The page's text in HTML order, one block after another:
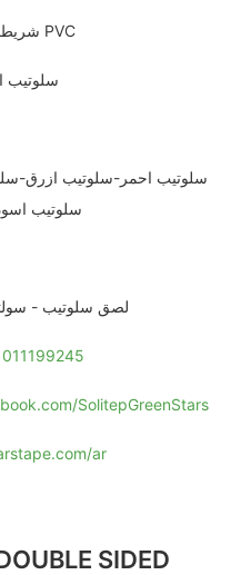
شريط لاصق بي في سي ملون سلوتيب الوان PVC
سلوتيب
سلوتيب احمر-سلوتيب ازرق-
سلوتيب
لصق سلوتيب -
SolitepGreenStars
ar